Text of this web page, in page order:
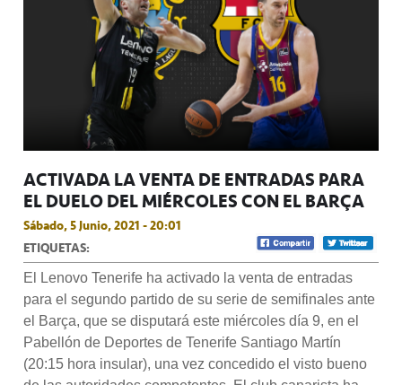
ACTIVADA LA VENTA DE ENTRADAS PARA
EL DUELO DEL MIÉRCOLES CON EL BARÇA
Sábado, 5 Junio, 2021 - 20:01
ETIQUETAS:
El Lenovo Tenerife ha activado la venta de entradas
para el segundo partido de su serie de semifinales ante
el Barça, que se disputará este miércoles día 9, en el
Pabellón de Deportes de Tenerife Santiago Martín
(20:15 hora insular), una vez concedido el visto bueno